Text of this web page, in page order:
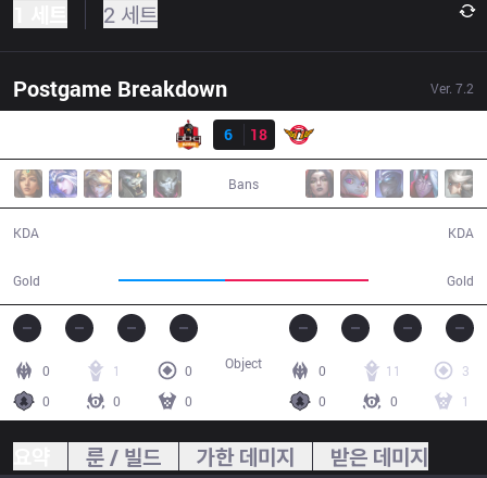
2 세트
Postgame Breakdown Ver. 7.2
6
18
Bans
KDA
Gold Gold
KDA
0 1
0
0
0 0
0 11
3
0
0 1
Object
룬 / 빌드 가한 데미지 받은 데미지